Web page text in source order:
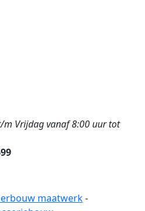
Vrijdag vanaf 8:00 uur tot
maatwerk-